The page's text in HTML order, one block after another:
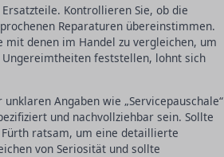
Kontrollieren Sie, ob die
Reparaturen übereinstimmen.
denen im Handel zu vergleichen, um
feststellen, lohnt sich
Angaben wie „Servicepauschale“
und nachvollziehbar sein. Sollte
ratsam, um eine detaillierte
von Seriosität und sollte